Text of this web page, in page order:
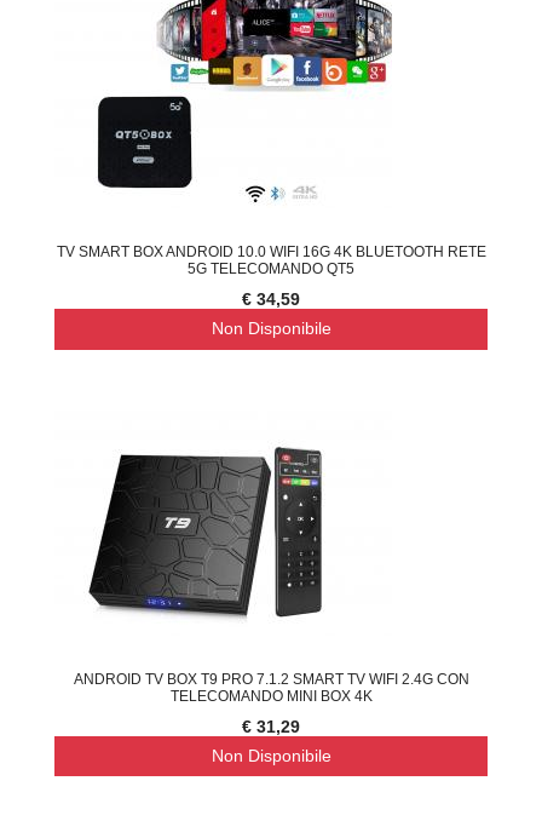
TV SMART BOX ANDROID 10.0 WIFI 16G 4K BLUETOOTH RETE
5G TELECOMANDO QT5
€ 34,59
Non Disponibile
ANDROID TV BOX T9 PRO 7.1.2 SMART TV WIFI 2.4G CON
TELECOMANDO MINI BOX 4K
€ 31,29
Non Disponibile